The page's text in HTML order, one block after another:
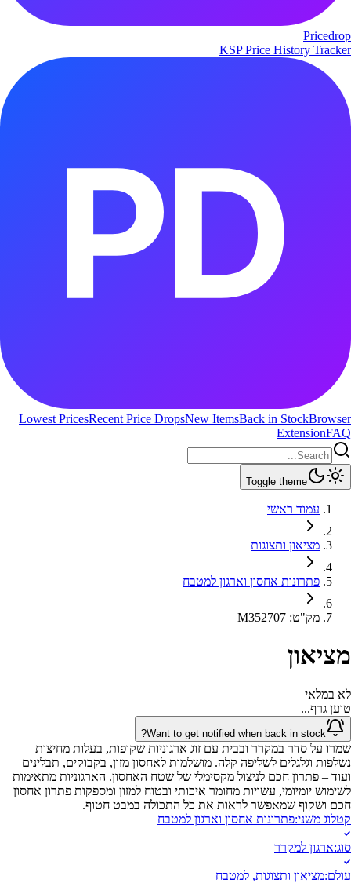
Pricedrop
KSP Price History Tracker
Lowest PricesRecent Price DropsNew ItemsBack in StockBrowser
ExtensionFAQ
Toggle theme
עמוד ראשי
מציאון ותצוגות
פתרונות אחסון וארגון למטבח
מק"ט:
M352707
מציאון
לא במלאי
טוען גרף...
Want to get notified when back in stock?
שמרו על סדר במקרר ובבית עם זוג ארגוניות שקופות, בעלות מחיצות
נשלפות וגלגלים לשליפה קלה. מושלמות לאחסון מזון, בקבוקים, תבלינים
ועוד – פתרון חכם לניצול מקסימלי של שטח האחסון. הארגוניות מתאימות
לשימוש יומיומי, עשויות מחומר איכותי ובטוח למזון ומספקות פתרון אחסון
חכם ושקוף שמאפשר לראות את כל התכולה במבט חטוף.
קטלוג משני:פתרונות אחסון וארגון למטבח
סוג:ארגון למקרר
עולם:מציאון ותצוגות, למטבח